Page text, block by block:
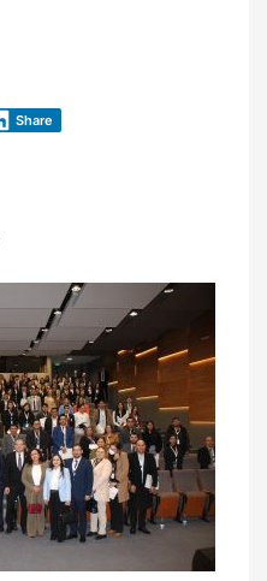
Share